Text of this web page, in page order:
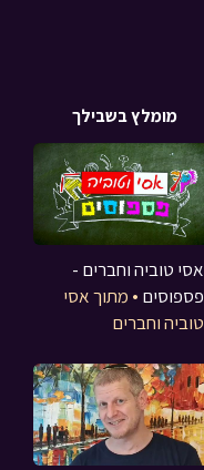
מומלץ בשבילך
אסי טוביה וחברים -
פספוסים • מתוך אסי
טוביה וחברים